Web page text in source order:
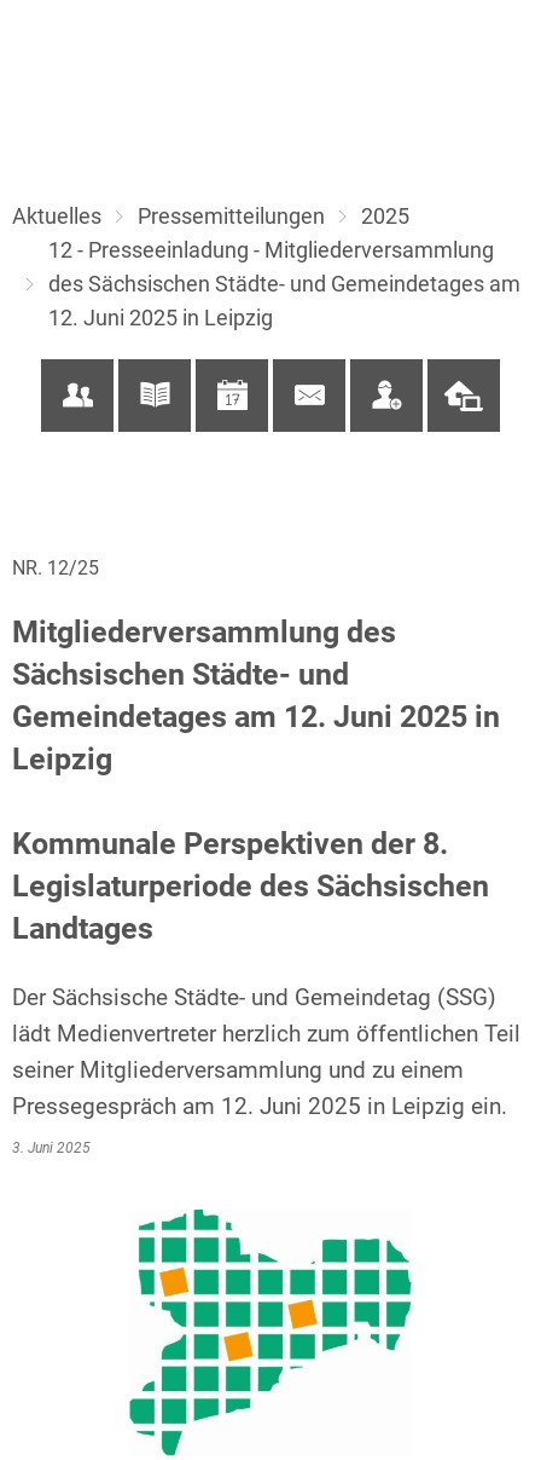
Aktuelles Pressemitteilungen
2025
12 - Presseeinladung - Mitgliederversammlung
des Sächsischen Städte- und Gemeindetages am
12. Juni 2025 in Leipzig
NR. 12/25
Mitgliederversammlung des
Sächsischen Städte- und
Gemeindetages am 12. Juni 2025 in
Leipzig
Kommunale Perspektiven der 8.
Legislaturperiode des Sächsischen
Landtages
Der Sächsische Städte- und Gemeindetag (SSG)
lädt Medienvertreter herzlich zum öffentlichen Teil
seiner Mitgliederversammlung und zu einem
Pressegespräch am 12. Juni 2025 in Leipzig ein.
3. Juni 2025